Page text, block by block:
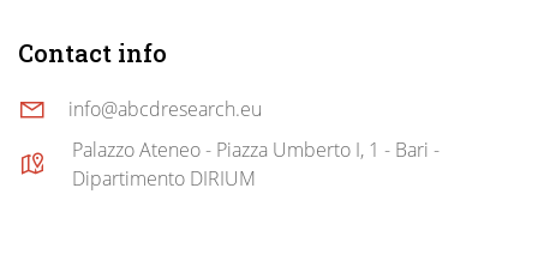
Contact info
info@abcdresearch.eu
Palazzo Ateneo - Piazza Umberto I, 1 - Bari -
Dipartimento DIRIUM